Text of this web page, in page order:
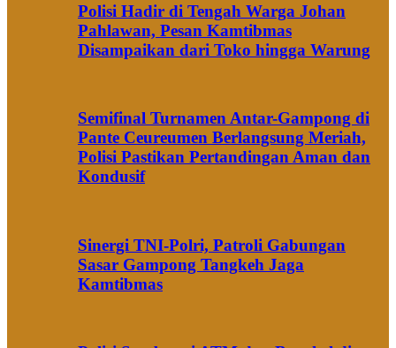
Polisi Hadir di Tengah Warga Johan
Pahlawan, Pesan Kamtibmas
Disampaikan dari Toko hingga Warung
Semifinal Turnamen Antar-Gampong di
Pante Ceureumen Berlangsung Meriah,
Polisi Pastikan Pertandingan Aman dan
Kondusif
Sinergi TNI-Polri, Patroli Gabungan
Sasar Gampong Tangkeh Jaga
Kamtibmas